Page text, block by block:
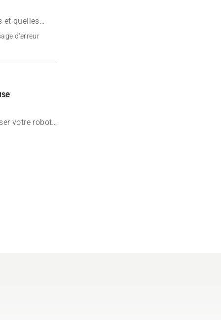
et quelles
d'erreur
votre robot
de la